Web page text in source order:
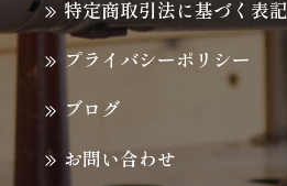
特定商取引法に基づく表記
プライバシーポリシー
ブログ
お問い合わせ